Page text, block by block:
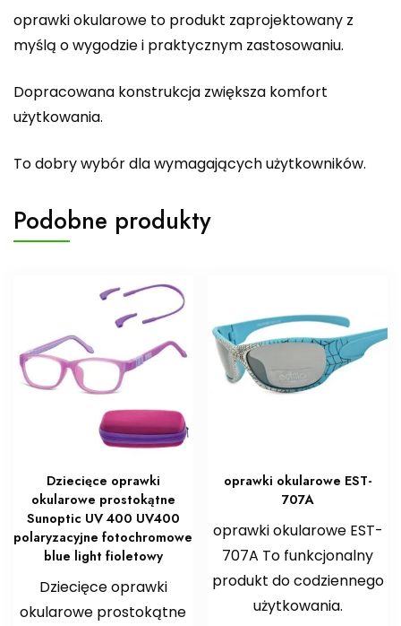
oprawki okularowe to produkt zaprojektowany z
myślą o wygodzie i praktycznym zastosowaniu.
Dopracowana konstrukcja zwiększa komfort
użytkowania.
To dobry wybór dla wymagających użytkowników.
Podobne produkty
Dziecięce oprawki
okularowe prostokątne
Sunoptic UV 400 UV400
polaryzacyjne fotochromowe
blue light fioletowy
Dziecięce oprawki
okularowe prostokątne
oprawki okularowe EST-
707A
oprawki okularowe EST-
707A To funkcjonalny
produkt do codziennego
użytkowania.